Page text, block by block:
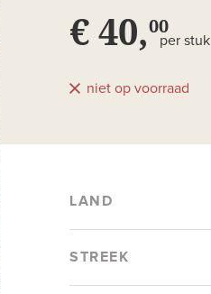
€ 40,00
per stuk
niet op voorraad
LAND
STREEK